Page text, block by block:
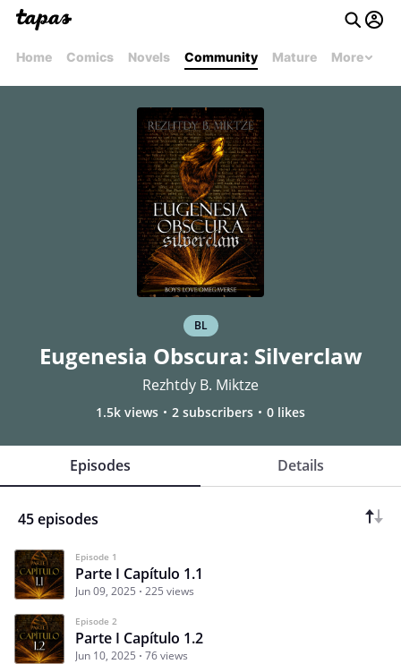
Home Comics Novels Community Mature More
BL
Eugenesia Obscura: Silverclaw
Rezhtdy B. Miktze
1.5k views 2 subscribers 0 likes
Episodes Details
45 episodes
Episode 1
Parte I Capítulo 1.1
Jun 09, 2025 225 views
Episode 2
Parte I Capítulo 1.2
Jun 10, 2025 76 views